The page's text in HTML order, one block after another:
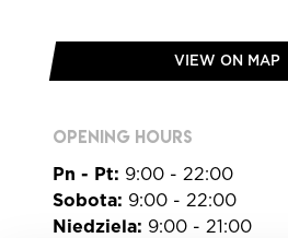
VIEW ON MAP
OPENING HOURS
Pn - Pt: 9:00 - 22:00
Sobota: 9:00 - 22:00
Niedziela: 9:00 - 21:00